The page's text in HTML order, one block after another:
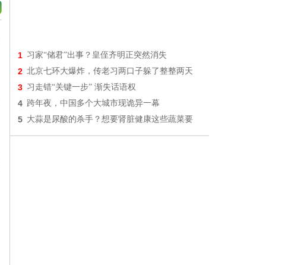
1 习家“储君”出事？皇侄齐明正突然消失
2 北京七环大爆炸，传老习两口子躲了整整两天
3 习走错“关键一步” 渐失话语权
4 跨年夜，中国多个大城市现诡异一幕
5 大蒜是尿酸的杀手？想要肾脏健康这些蔬菜要